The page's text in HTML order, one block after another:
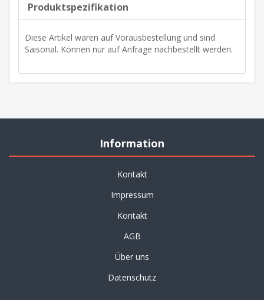
Produktspezifikation
Diese Artikel waren auf Vorausbestellung und sind
Saisonal. Können nur auf Anfrage nachbestellt werden.
Information
Kontakt
Impressum
Kontakt
AGB
Über uns
Datenschutz